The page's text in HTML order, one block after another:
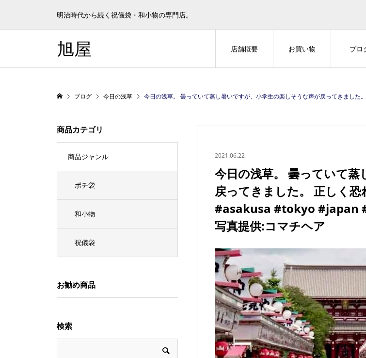
明治時代から続く祝儀袋・和小物の専門店。
旭屋 店舗概要 お買い物 ブロ
ブログ 今日の浅草 今日の浅草。 曇っていて蒸し暑いですが、小学生の楽しそうな声が戻ってきました。 正しく恐れてしっ
2021.06.22
今日の浅草。 曇っていて
戻ってきました。 正しく
#asakusa #tokyo #japan
写真提供:コマチヘア
商品カテゴリ
商品ジャンル
ポチ袋
和小物
祝儀袋
お勧め商品
検索